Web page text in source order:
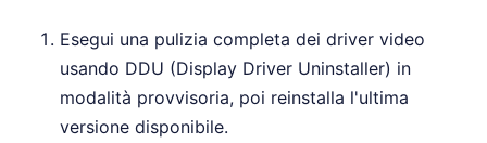
Esegui una pulizia completa dei driver video
usando DDU (Display Driver Uninstaller) in
modalità provvisoria, poi reinstalla l'ultima
versione disponibile.